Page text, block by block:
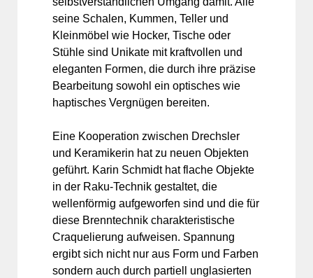
seine Schalen, Kummen, Teller und
Kleinmöbel wie Hocker, Tische oder
Stühle sind Unikate mit kraftvollen und
eleganten Formen, die durch ihre präzise
Bearbeitung sowohl ein optisches wie
haptisches Vergnügen bereiten.
Eine Kooperation zwischen Drechsler
und Keramikerin hat zu neuen Objekten
geführt. Karin Schmidt hat flache Objekte
in der Raku-Technik gestaltet, die
wellenförmig aufgeworfen sind und die für
diese Brenntechnik charakteristische
Craquelierung aufweisen. Spannung
ergibt sich nicht nur aus Form und Farben
sondern auch durch partiell unglasierten